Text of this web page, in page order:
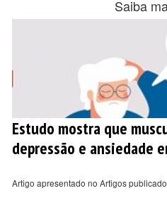
Saiba
Estudo mostra que
depressão e ansiedade
Artigo apresentado no Artigos